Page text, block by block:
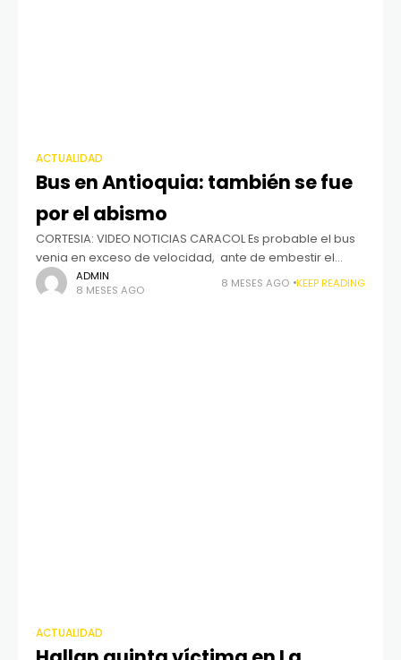
ACTUALIDAD
Bus en Antioquia: también se fue
por el abismo
CORTESIA: VIDEO NOTICIAS CARACOL Es probable el bus
venia en exceso de velocidad, ante de embestir el
furgon freno para no chocar la parte del conductor y se
lo comio
ADMIN
8 MESES AGO
8 MESES AGO KEEP READING
ACTUALIDAD